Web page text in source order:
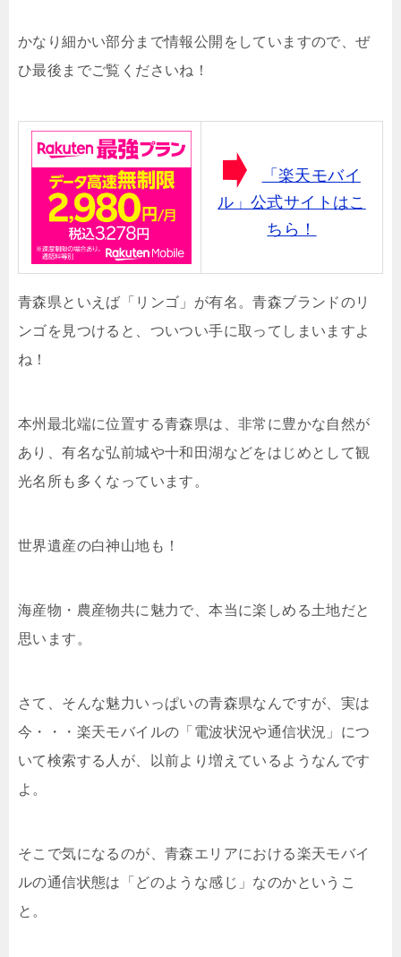
かなり細かい部分まで情報公開をしていますので、ぜ
ひ最後までご覧くださいね！
「楽天モバイ
ル」公式サイトはこ
ちら！
青森県といえば「リンゴ」が有名。青森ブランドのリ
ンゴを見つけると、ついつい手に取ってしまいますよ
ね！
本州最北端に位置する青森県は、非常に豊かな自然が
あり、有名な弘前城や十和田湖などをはじめとして観
光名所も多くなっています。
世界遺産の白神山地も！
海産物・農産物共に魅力で、本当に楽しめる土地だと
思います。
さて、そ んな魅力いっぱいの青森県なんですが、実は
今・・・楽天モバイルの「電波状況や通信状況」につ
いて検索する人が、以前より増えているようなんです
よ。
そこで気になるのが、青森エリアにおける楽天モバイ
ルの通信状態は「どのような感じ」なのかというこ
と。